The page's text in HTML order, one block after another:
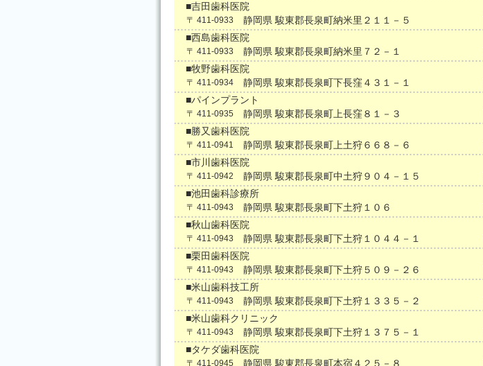
■吉田歯科医院
〒 411-0933 静岡県 駿東郡長泉町納米里２１１－５
■西島歯科医院
〒 411-0933 静岡県 駿東郡長泉町納米里７２－１
■牧野歯科医院
〒 411-0934 静岡県 駿東郡長泉町下長窪４３１－１
■パインプラント
〒 411-0935 静岡県 駿東郡長泉町上長窪８１－３
■勝又歯科医院
〒 411-0941 静岡県 駿東郡長泉町上土狩６６８－６
■市川歯科医院
〒 411-0942 静岡県 駿東郡長泉町中土狩９０４－１５
■池田歯科診療所
〒 411-0943 静岡県 駿東郡長泉町下土狩１０６
■秋山歯科医院
〒 411-0943 静岡県 駿東郡長泉町下土狩１０４４－１
■栗田歯科医院
〒 411-0943 静岡県 駿東郡長泉町下土狩５０９－２６
■米山歯科技工所
〒 411-0943 静岡県 駿東郡長泉町下土狩１３３５－２
■米山歯科クリニック
〒 411-0943 静岡県 駿東郡長泉町下土狩１３７５－１
■タケダ歯科医院
〒 411-0945 静岡県 駿東郡長泉町本宿４２５－８